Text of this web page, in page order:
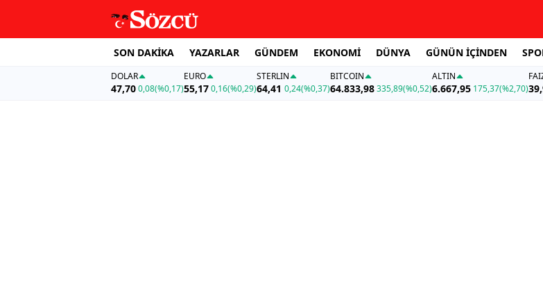
SON DAKİKA YAZARLAR GÜNDEM EKONOMİ DÜNYA GÜNÜN İÇİNDEN
DOLAR
47,700,08(%0,17)
EURO
55,17 0,16(%0,29)
STERLIN
64,41 0,24(%0,37)
BITCOIN
64.833,98335,89(%0,52)
ALTIN
6.667,95 175,37(%2,70)